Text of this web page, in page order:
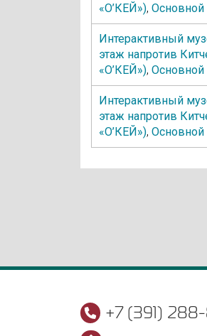
«О’КЕЙ»), Основной
Интерактивный
этаж напротив
«О’КЕЙ»), Основной
Интерактивный
этаж напротив
«О’КЕЙ»), Основной
+7 (391)